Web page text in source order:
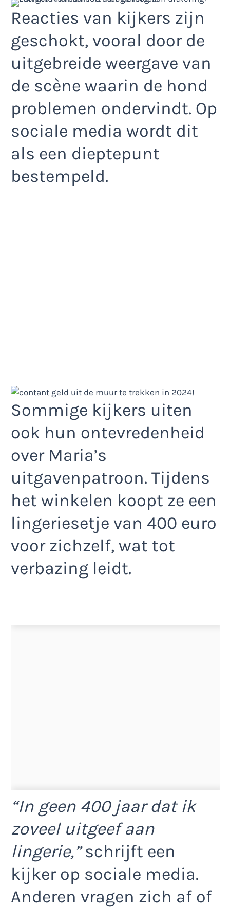
Reacties van kijkers zijn
geschokt, vooral door de
uitgebreide weergave van
de scène waarin de hond
problemen ondervindt. Op
sociale media wordt dit
als een dieptepunt
bestempeld.
Sommige kijkers uiten
ook hun ontevredenheid
over Maria’s
uitgavenpatroon. Tijdens
het winkelen koopt ze een
lingeriesetje van 400 euro
voor zichzelf, wat tot
verbazing leidt.
“In geen 400 jaar dat ik
zoveel uitgeef aan
lingerie,”schrijft een
kijker op sociale media.
Anderen vragen zich af of